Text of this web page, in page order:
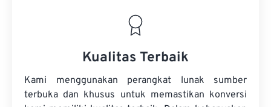
Kualitas Terbaik
Kami menggunakan perangkat lunak sumber
terbuka dan khusus untuk memastikan konversi